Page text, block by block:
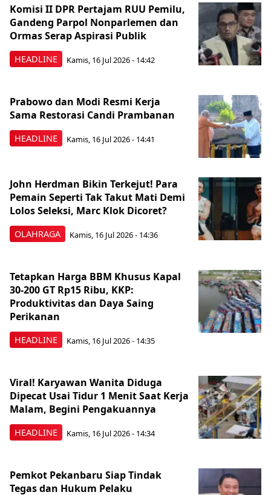
HEADLINE
Komisi II DPR Pertajam RUU Pemilu,
Gandeng Parpol Nonparlemen dan
Ormas Serap Aspirasi Publik
Kamis, 16 Jul 2026 - 14:42
HEADLINE
Prabowo dan Modi Resmi Kerja
Sama Restorasi Candi Prambanan
Kamis, 16 Jul 2026 - 14:41
OLAHRAGA
John Herdman Bikin Terkejut! Para
Pemain Seperti Tak Takut Mati Demi
Lolos Seleksi, Marc Klok Dicoret?
Kamis, 16 Jul 2026 - 14:36
HEADLINE
Tetapkan Harga BBM Khusus Kapal
30-200 GT Rp15 Ribu, KKP:
Produktivitas dan Daya Saing
Perikanan
Kamis, 16 Jul 2026 - 14:35
HEADLINE
Viral! Karyawan Wanita Diduga
Dipecat Usai Tidur 1 Menit Saat Kerja
Malam, Begini Pengakuannya
Kamis, 16 Jul 2026 - 14:34
Pemkot Pekanbaru Siap Tindak
Tegas dan Hukum Pelaku